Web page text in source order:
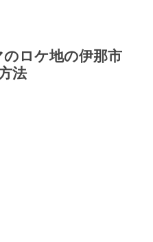
ロケ地の伊那市
法